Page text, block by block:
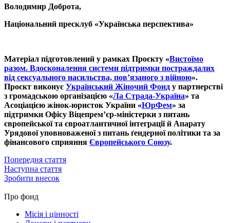
Володимир Доброта,
Національний пресклуб «Українська перспектива»
Матеріал підготовлений у рамках Проєкту «Вистоїмо
разом. Вдосконалення системи підтримки постраждалих
від сексуального насильства, пов’язаного з війною».
Проєкт виконує Український Жіночий Фонд у партнерстві
з громадською організацією «Ла Страда-Україна» та
Асоціацією жінок-юристок України «ЮрФем» за
підтримки Офісу Віцепрем’єр-міністерки з питань
європейської та євроатлантичної інтеграції й Апарату
Урядової уповноваженої з питань ґендерної політики та за
фінансового сприяння Європейського Союзу.
Попередня стаття
Наступна стаття
Зробити внесок
Про фонд
Місія і цінності